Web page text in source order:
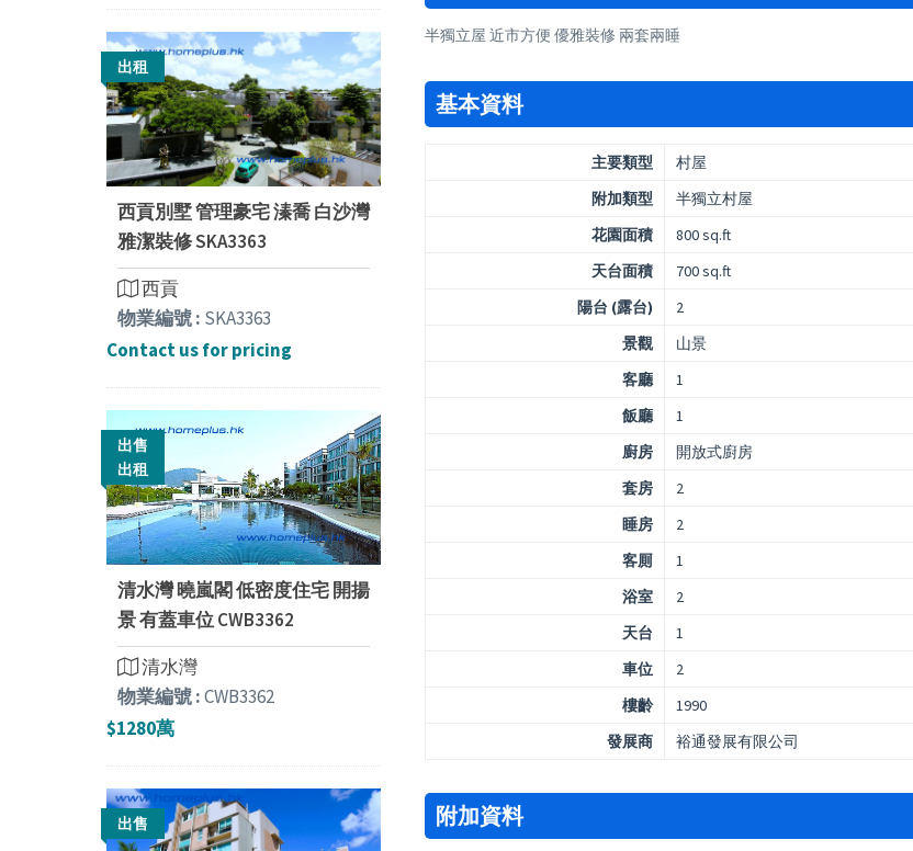
半獨立屋 近市方便 優雅裝修 兩套兩睡
基本資料
主要類型
村屋
附加類型
半獨立村屋
花園面積
800 sq.ft
天台面積
700 sq.ft
陽台 (露台)
2
景觀
山景
客廳
1
飯廳
1
廚房
開放式廚房
套房
2
睡房
2
客厠
1
浴室
2
天台
1
車位
2
樓齡
1990
發展商
裕通發展有限公司
附加資料
出租
西貢別墅 管理豪宅 溱喬 白沙灣
雅潔裝修 SKA3363
西貢
物業編號 : SKA3363
Contact us for pricing
出售
出租
清水灣 曉嵐閣 低密度住宅 開揚
景 有蓋車位 CWB3362
清水灣
物業編號 :CWB3362
$1280萬
出售